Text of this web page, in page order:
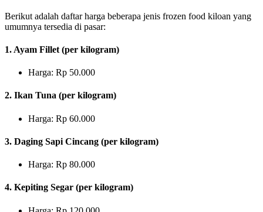
Berikut adalah daftar harga beberapa jenis frozen food kiloan yang
umumnya tersedia di pasar:
1. Ayam Fillet (per kilogram)
Harga: Rp 50.000
2. Ikan Tuna (per kilogram)
Harga: Rp 60.000
3. Daging Sapi Cincang (per kilogram)
Harga: Rp 80.000
4. Kepiting Segar (per kilogram)